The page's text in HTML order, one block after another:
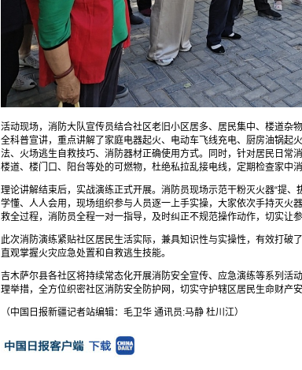
活动现场，消防大队宣传员结合社区老旧小区居多、居民集中、楼道杂
全科普宣讲，重点讲解了家庭电器起火、电动车飞线充电、厨房油锅起
法、火场逃生自救技巧、消防器材正确使用方式。同时，针对居民日常
楼道、楼门口、阳台等处的可燃物，杜绝私拉乱接电线，定期检查家中
理论讲解结束后，实战演练正式开展。消防员现场示范干粉灭火器“提
学懂、人人会用，现场组织参与人员逐一上手实操，大家依次手持灭火
救全过程，消防员全程一对一指导，及时纠正不规范操作动作，切实让
此次消防演练紧贴社区居民生活实际，兼具知识性与实操性，有效打破
直观掌握火灾应急处置和自救逃生技能。
吉木萨尔县各社区将持续常态化开展消防安全宣传、应急演练等系列活
理举措，全方位织密社区消防安全防护网，切实守护辖区居民生命财产
（中国日报新疆记者站编辑：毛卫华 通讯员:马静 杜川江）